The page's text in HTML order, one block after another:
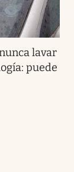
lavar
puede